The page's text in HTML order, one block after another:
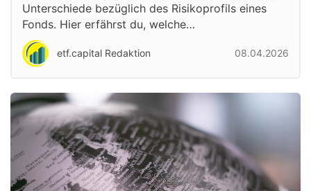
Unterschiede bezüglich des Risikoprofils eines
Fonds. Hier erfährst du, welche…
etf.capital Redaktion 08.04.2026